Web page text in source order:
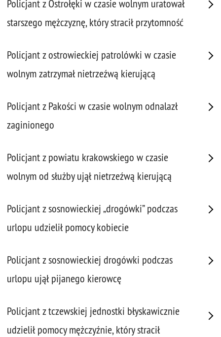
Policjant z Ostrołęki w czasie wolnym uratował
starszego mężczyznę, który stracił przytomność
Policjant z ostrowieckiej patrolówki w czasie
wolnym zatrzymał nietrzeźwą kierującą
Policjant z Pakości w czasie wolnym odnalazł
zaginionego
Policjant z powiatu krakowskiego w czasie
wolnym od służby ujął nietrzeźwą kierującą
Policjant z sosnowieckiej „drogówki” podczas
urlopu udzielił pomocy kobiecie
Policjant z sosnowieckiej drogówki podczas
urlopu ujął pijanego kierowcę
Policjant z tczewskiej jednostki błyskawicznie
udzielił pomocy mężczyźnie, który stracił